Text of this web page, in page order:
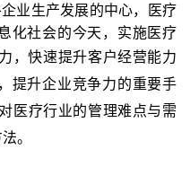
业生产发展的中心，医疗
化社会的今天，实施医疗
，快速提升客户经营能力
提升企业竞争力的重要手
医疗行业的管理难点与需
。